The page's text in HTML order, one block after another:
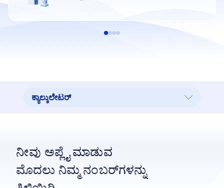
ಕ್ಯಾಲ್ಕುಲೇಟರ್
ಪ್ರತಿ ಲಕ್ಷಕ್ಕೆ EMI
ಅಗತ್ಯ ಡಾಕ್ಯುಮೆಂಟ್‌ಗಳು
ನೀವು ಅಪ್ಲೈ ಮಾಡುವ
ಮೊದಲು ನಿಮ್ಮ ನಂಬರ್‌ಗಳನ್ನು